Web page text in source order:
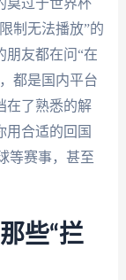
莫过于世界杯
制无法播放”的
朋友都在问“在
都是国内平台
在了熟悉的解
用合适的回国
等赛事，甚至
些“拦